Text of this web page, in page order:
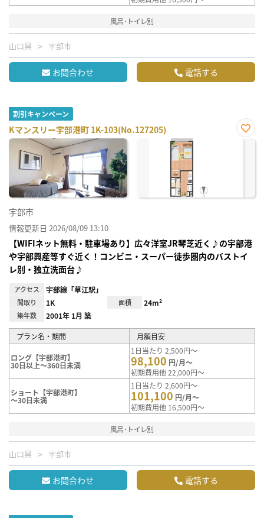
風呂･トイレ別
山口県 宇部市
お問合わせ 電話する
割引キャンペーン
Kマンスリー宇部港町 1K-103(No.127205)
お気
宇部市
情報更新日 2026/08/09 13:10
【WIFIネット無料・駐車場あり】広々洋室JR琴芝近く♪の宇部港
や宇部興産等すぐ近く！コンビニ・スーパー徒歩圏内のバストイ
レ別・独立洗面台♪
アクセス 宇部線「草江駅」
間取り 1K 面積 24m²
築年数 2001年 1月 築
プラン名・期間 月額目安
ロング【宇部港町】
30日以上～360日未満
1日当たり 2,500円～
98,100 円/月～
初期費用他 22,000円～
ショート【宇部港町】
～30日未満
1日当たり 2,600円～
101,100 円/月～
初期費用他 16,500円～
風呂･トイレ別
山口県 宇部市
お問合わせ 電話する